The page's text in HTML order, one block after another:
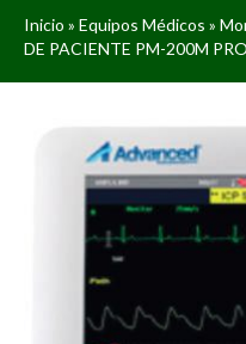
Inicio » Equipos Médicos »
DE PACIENTE PM-200M PRO